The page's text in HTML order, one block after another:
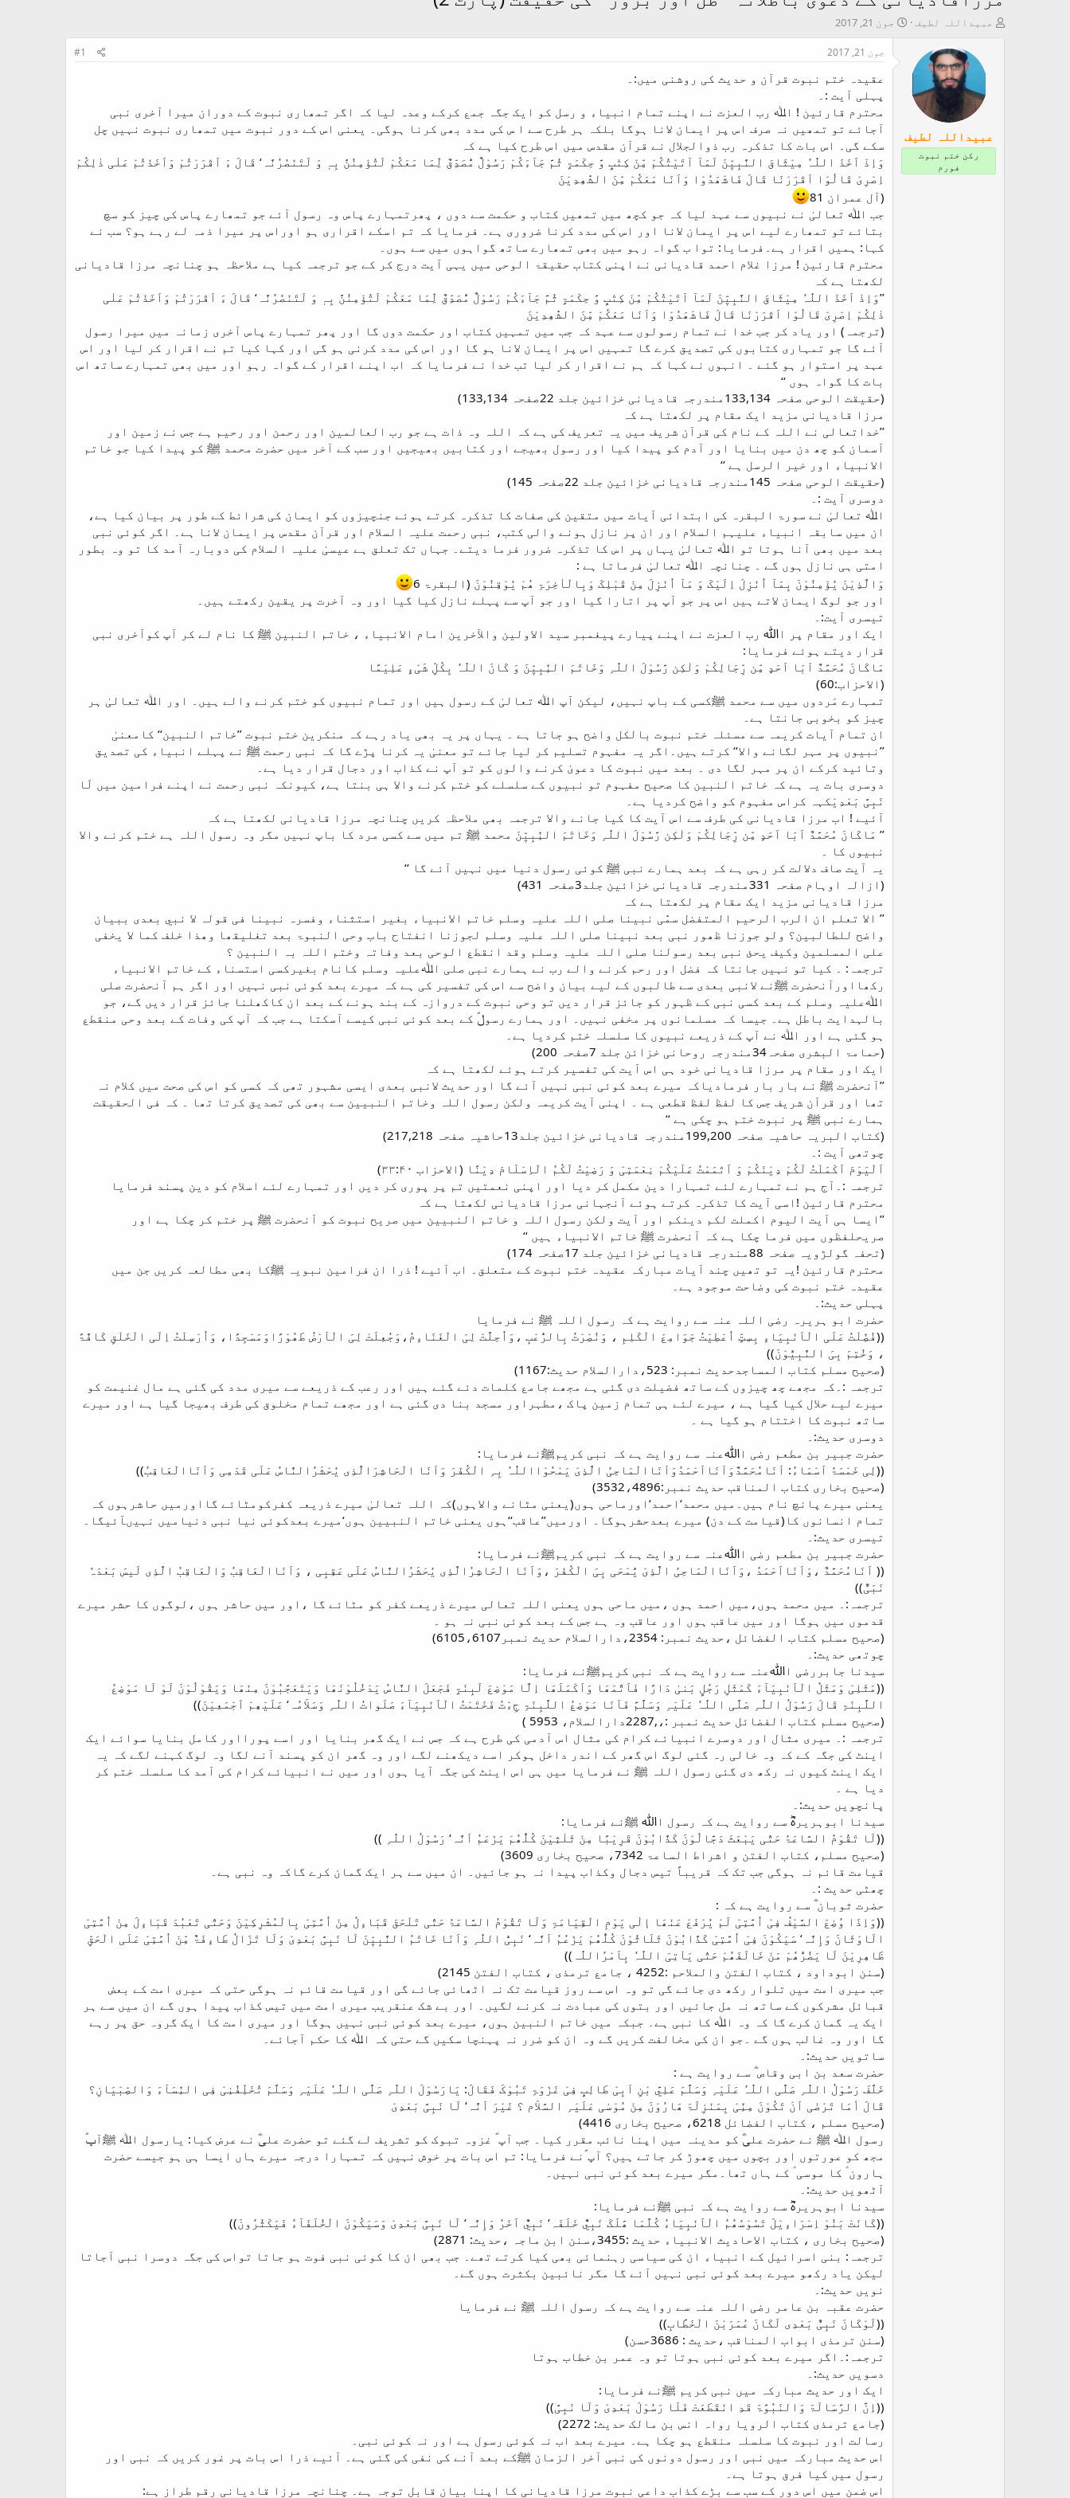
T
a
r
e
عبیداللہ لطیف
ت
ا
ی
جون 21, 2017
عبیداللہ لطیف
رکن ختم نبوت
فورم
جون 21, 2017 #1
عقیدہ ختم نبوت قرآن و حدیث کی روشنی میں:۔
پہلی آیت :۔
محترم قارئین ! اﷲ رب العزت نے اپنے تمام انبیاء و رسل کو ایک جگہ جمع کرکے وعدہ لیا کہ اگر تمھاری نبوت کے دوران میرا آخری نبی
آجائے تو تمھیں نہ صرف اس پر ایمان لانا ہوگا بلکہ ہر طرح سے ا س کی مدد بھی کرنا ہوگی۔ یعنی اس کے دور نبوت میں تمھاری نبوت نہیں چل
سکے گی۔ اس بات کا تذکرہ رب ذوالجلال نے قرآن مقدس میں اس طرح کیا ہے کہ
وَاِذْ اَخَذَ اللّٰہُ مِیْثَاقَ النَّبِیّٖنَ لَمَآ آتَیْتُکُمْ مِّنْ کِتٰبٍ وَّ حِکْمَۃٍ ثُمَّ جَآءَکُمْ رَسُوْلٌ مُّصَدِّقٌ لِّمَا مَعَکُمْ لَتُؤْمِنُنَّ بِہٖ وَ لَتَنْصُرُنَّہ‘ قَالَ ءَ اَقْرَرْتُمْ وَاَخَذْتُمْ عَلٰی ذٰلِکُمْ
اِصْرِیْ قَالُوْا اَقْرَرْنَا قَالَ فَاشْھَدُوْا وَاَنَا مَعَکُمْ مِّنَ الشّٰھِدِیْنَ
(آل عمران 81
جب اﷲ تعالیٰ نے نبیوں سے عہد لیا کہ جو کچھ میں تمھیں کتاب و حکمت سے دوں ، پھرتمہارے پاس وہ رسول آئے جو تمھارے پاس کی چیز کو سچ
بتائے تو تمھارے لیے اس پر ایمان لانا اور اس کی مدد کرنا ضروری ہے۔ فرمایا کہ تم اسکے اقراری ہو اوراس پر میرا ذمہ لے رہے ہو؟ سب نے
کہا: ہمیں اقرار ہے۔فرمایا: توا ب گواہ رہو میں بھی تمھارے ساتھ گواہوں میں سے ہوں۔
محترم قارئین ! مرزا غلام احمد قادیانی نے اپنی کتاب حقیقۃ الوحی میں یہی آیت درج کر کے جو ترجمہ کیا ہے ملاحظہ ہو چنانچہ مرزا قادیانی
لکھتا ہے کہ
’’وَاِذْ اَخَذَ اللّٰہُ مِیْثَاقَ النَّبِیّٖنَ لَمَآ آتَیْتُکُمْ مِّنْ کِتٰبٍ وَّ حِکْمَۃٍ ثُمَّ جَآءَکُمْ رَسُوْلٌ مُّصَدِّقٌ لِّمَا مَعَکُمْ لَتُؤْمِنُنَّ بِہٖ وَ لَتَنْصُرُنَّہ‘ قَالَ ءَ اَقْرَرْتُمْ وَاَخَذْتُمْ عَلٰی
ذٰلِکُمْ اِصْرِیْ قَالُوْا اَقْرَرْنَا قَالَ فَاشْھَدُوْا وَاَنَا مَعَکُمْ مِّنَ الشّٰھِدِیْنَ
(ترجمہ) اور یاد کر جب خدا نے تمام رسولوں سے عہد کہ جب میں تمہیں کتاب اور حکمت دوں گا اور پھر تمہارے پاس آخری زمانہ میں میرا رسول
آئے گا جو تمہاری کتابوں کی تصدیق کرے گا تمہیں اس پر ایمان لانا ہو گا اور اس کی مدد کرنی ہو گی اور کہا کیا تم نے اقرار کر لیا اور اس
عہد پر استوار ہو گئے ۔ انہوں نے کہا کہ ہم نے اقرار کر لیا تب خدا نے فرمایا کہ اب اپنے اقرار کے گواہ رہو اور میں بھی تمہارے ساتھ اس
بات کا گواہ ہوں ‘‘
(حقیقت الوحی صفحہ 133,134مندرجہ قادیانی خزائین جلد 22صفحہ 133,134)
مرزا قادیانی مزید ایک مقام پر لکھتا ہے کہ
’’خداتعالی نے اللہ کے نام کی قرآن شریف میں یہ تعریف کی ہے کہ اللہ وہ ذات ہے جو رب العالمین اور رحمن اور رحیم ہے جس نے زمین اور
آسمان کو چھ دن میں بنایا اور آدم کو پیدا کیا اور رسول بھیجے اور کتابیں بھیجیں اور سب کے آخر میں حضرت محمد ﷺ کو پیدا کیا جو خاتم
الانبیاء اور خیر الرسل ہے ‘‘
(حقیقت الوحی صفحہ 145مندرجہ قادیانی خزائین جلد 22صفحہ 145)
دوسری آیت :۔
اﷲ تعالیٰ نے سورۃ البقرہ کی ابتدائی آیات میں متقین کی صفات کا تذکرہ کرتے ہوئے جنچیزوں کو ایمان کی شرائط کے طور پر بیان کیا ہے،
ان میں سابقہ انبیاء علیہم السلام اور ان پر نازل ہونے والی کتب، نبی رحمت علیہ السلام اور قرآن مقدس پر ایمان لانا ہے۔ اگر کوئی نبی
بعد میں بھی آنا ہوتا تو اﷲ تعالیٰ یہاں پر اس کا تذکرہ ضرور فرما دیتے۔ جہاں تک تعلق ہے عیسیٰ علیہ السلام کی دوبارہ آمد کا تو وہ بطور
امتی ہی نازل ہوں گے ۔ چنانچہ اﷲ تعالیٰ فرماتا ہے :
وَالَّذِیْنَ یُؤْمِنُوْنَ بِمَآ اُنْزِلَ اِلَیْکَ وَ مَآ اُنْزِلَ مِنْ قَبْلِکَ وَبِالْاٰخِرَۃِ ھُمْ یُوْقِنُوْنَ (البقرۃ 6
اور جو لوگ ایمان لاتے ہیں اس پر جو آپ پر اتارا گیا اور جو آپ سے پہلے نازل کیا گیا اور وہ آخرت پر یقین رکھتے ہیں۔
تیسری آیت:۔
ایک اور مقام پر اﷲ رب العزت نے اپنے پیارے پیغمبر سید الاولین والآخرین امام الانبیاء ، خاتم النبین ﷺ کا نام لے کر آپ کوآخری نبی
قرار دیتے ہوئے فرمایا:
مَاکَانَ مُحَمَّدٌ اَبَا اَحَدٍ مِّن رِّجَالِکُمْ وَلٰکِن رَّسُوْلَ اللّٰہِ وَخَاتَمَ النِّبِیّٖنَ وَ کَانَ اللّٰہُ بِکُلِّ شَیْءٍ عَلِیْمًا
(الاحزاب:60)
تمہارے مَردوں میں سے محمد ﷺکسی کے باپ نہیں، لیکن آپ اﷲ تعالیٰ کے رسول ہیں اور تمام نبیوں کو ختم کرنے والے ہیں۔ اور اﷲ تعالیٰ ہر
چیز کو بخوبی جانتا ہے۔
ان تمام آیات کریمہ سے مسئلہ ختم نبوت بالکل واضح ہو جاتا ہے ۔ یہاں پر یہ بھی یاد رہے کہ منکرین ختم نبوت ’’خاتم النبین‘‘ کامعنیٰ
’’نبیوں پر مہر لگانے والا‘‘ کرتے ہیں۔اگر یہ مفہوم تسلیم کر لیا جائے تو معنیٰ یہ کرنا پڑے گا کہ نبی رحمت ﷺ نے پہلے انبیاء کی تصدیق
وتائید کرکے ان پر مہر لگا دی ۔ بعد میں نبوت کا دعویٰ کرنے والوں کو تو آپ نے کذاب اور دجال قرار دیا ہے۔
دوسری بات یہ ہے کہ خاتم النبین کا صحیح مفہوم تو نبیوں کے سلسلے کو ختم کرنے والا ہی بنتا ہے، کیونکہ نبی رحمت نے اپنے فرامین میں لَا
نَبِیَّ بَعْدِیْکہہ کراس مفہوم کو واضح کردیا ہے۔
آئیے ! اب مرزا قادیانی کی طرف سے اس آیت کا کیا جانے والا ترجمہ بھی ملاحظہ کریں چنانچہ مرزا قادیانی لکھتا ہے کہ
’’ مَاکَانَ مُحَمَّدٌ اَبَا اَحَدٍ مِّن رِّجَالِکُمْ وَلٰکِن رَّسُوْلَ اللّٰہِ وَخَاتَمَ النِّبِیّٖنَ محمد ﷺ تم میں سے کسی مرد کا باپ نہیں مگر وہ رسول اللہ ہے ختم کرنے والا
نبیوں کا ۔
یہ آیت صاف دلالت کر رہی ہے کہ بعد ہمارے نبی ﷺ کوئی رسول دنیا میں نہیں آئے گا ‘‘
(ازالہ اوہام صفحہ 331مندرجہ قادیانی خزائین جلد3صفحہ 431)
مرزا قادیانی مزید ایک مقام پر لکھتا ہے کہ
’’ الا تعلم ان الرب الرحیم المتفضل سمّٰی نبینا صلی اللہ علیہ وسلم خاتم الانبیاء بغیر استثناء وفسرہ نبینا فی قولہ لا نبي بعدی ببیان
واضح للطالبین؟ ولو جوزنا ظھور نبی بعد نبینا صلی اللہ علیہ وسلم لجوزنا انفتاح باب وحی النبوۃ بعد تغلیقھا وھذا خلف کما لا یخفی
علی المسلمین وکیف یحئ نبی بعد رسولنا صلی اللہ علیہ وسلم وقد انقطع الوحی بعد وفاتہ وختم اللہ بہ النبین ؟
ترجمہ: ۔ کیا تو نہیں جانتا کہ فضل اور رحم کرنے والے رب نے ہمارے نبی صلی اﷲعلیہ وسلم کانام بغیرکسی استسناء کے خاتم الانبیاء
رکھااورآنحضرت ﷺنے لانبی بعدی سے طالبوں کے لیے بیان واضح سے اس کی تفسیر کی ہے کہ میرے بعد کوئی نبی نہیں اور اگر ہم آنحضرت صلی
اﷲعلیہ وسلم کے بعد کسی نبی کے ظہور کو جائز قرار دیں تو وحی نبوت کے دروازہ کے بند ہونے کے بعد ان کاکھلنا جائز قرار دیں گے، جو
بالہدایت باطل ہے۔ جیسا کہ مسلمانوں پر مخفی نہیں۔ اور ہمارے رسولؐ کے بعد کوئی نبی کیسے آسکتا ہے جب کہ آپ کی وفات کے بعد وحی منقطع
ہو گئی ہے اور اﷲ نے آپ کے ذریعے نبیوں کا سلسلہ ختم کردیا ہے۔
(حمامۃ البشری صفحہ34مندرجہ روحانی خزائن جلد 7صفحہ 200)
ایک اور مقام پر مرزا قادیانی خود ہی اس آیت کی تفسیر کرتے ہوئے لکھتا ہے کہ
’’آنحضرت ﷺ نے بار بار فرمادیاکہ میرے بعد کوئی نبی نہیں آئے گا اور حدیث لانبی بعدی ایسی مشہور تھی کہ کسی کو اس کی صحت میں کلام نہ
تھا اور قرآن شریف جس کا لفظ لفظ قطعی ہے ۔ اپنی آیت کریمہ ولکن رسول اللہ وخاتم النبیین سے بھی کی تصدیق کرتا تھا ۔ کہ فی الحقیقت
ہمارے نبی ﷺ پر نبوت ختم ہو چکی ہے ‘‘
(کتاب البریہ حاشیہ صفحہ 199,200مندرجہ قادیانی خزائین جلد13حاشیہ صفحہ 217,218)
چوتھی آیت :۔
اَلْیَوْمَ اَکْمَلْتُ لَکُمْ دِیْنَکُمْ وَ اَتْمَمْتُ عَلَیْکُمْ نِعْمَتِیْ وَ رَضِیْتُ لَکُمُ الْاِسْلَامَ دِیْنًا (الاحزاب ۳۳:۴۰)
ترجمہ :۔آج ہم نے تمہارے لئے تمہارا دین مکمل کر دیا اور اپنی نعمتیں تم پر پوری کر دیں اور تمہارے لئے اسلام کو دین پسند فرمایا
محترم قارئین !اسی آیت کا تذکرہ کرتے ہوئے آنجہانی مرزا قادیانی لکھتا ہے کہ
’’ایسا ہی آیت الیوم اکملت لکم دینکم اور آیت ولکن رسول اللہ و خاتم النبیین میں صریح نبوت کو آنحضرت ﷺ پر ختم کر چکا ہے اور
صریحلفظوں میں فرما چکا ہے کہ آنحضرت ﷺ خاتم الانبیاء ہیں ‘‘
(تحفہ گولڑویہ صفحہ 88مندرجہ قادیانی خزائین جلد 17صفحہ 174)
محترم قارئین !یہ تو تھیں چند آیات مبارکہ عقیدہ ختم نبوت کے متعلق۔ اب آئیے ! ذرا ان فرامین نبویہ ﷺکا بھی مطالعہ کریں جن میں
عقیدہ ختم نبوت کی وضاحت موجود ہے۔
پہلی حدیث:۔
حضرت ابو ہریرہ رضی اللہ عنہ سے روایت ہے کہ رسول اللہ ﷺ نے فرمایا
((فُضِّلْتُ عَلَی الْاَنْبِیَاءِ بِسِتٍّ اُعْطِیْتُ جَوَامِعَ الْکَلِمِ ، وَنُصِْرْتُ بِالرُّعْبِ ،وَاُحِلَّتْ لِیَ الْغَنَاءِمُ،وَجُعِلَتْ لِیَ الْاَرْضُ طَھُوْرًاوَمَسْجِدًا، وَاُرْسِلْتُ اِلَی الْخَلْقِ کَافَّۃً
، وَخُتِمَ بِیَ النَّبِیُّوْنَ))
(صحیح مسلم کتاب المساجدحدیث نمبر: 523،دارالسلام حدیث:1167)
ترجمہ :۔کہ مجھے چھ چیزوں کے ساتھ فضیلت دی گئی ہے مجھے جامع کلمات دئے گئے ہیں اور رعب کے ذریعے سے میری مدد کی گئی ہے مال غنیمت کو
میرے لیے حلال کیا گیا ہے ، میرے لئے ہی تمام زمین پاک ،مطہراور مسجد بنا دی گئی ہے اور مجھے تمام مخلوق کی طرف بھیجا گیا ہے اور میرے
ساتھ نبوت کا اختتام ہو گیا ہے ۔
دوسری حدیث:۔
حضرت جبیر بن مطعم رضی اﷲعنہ سے روایت ہے کہ نبی کریمﷺنے فرمایا:
((لِی خَمْسَۃُ اَسْمَاءُ: اَنَامُحَمَّدٌوَاَنَااَحْمَدُوَاَنَاالْمَاحِیُ الَّذِیْ یَمْحُوْااللّٰہُ بِہِ الْکُفْرَ وَاَنَا الْحَاشِرَالَّذِی یُحْشَرُالنَّاسُ عَلَی قَدَمِی وَاَنَاالْعَاقِبُ))
(صحیح بخاری کتاب المناقب حدیث نمبر:3532،4896)
یعنی میرے پانچ نام ہیں۔میں محمد‘احمد‘اورماحی ہوں(یعنی مٹانے والاہوں)کہ اللہ تعالیٰ میرے ذریعہ کفرکومٹائے گااورمیں حاشرہوں کہ
تمام انسانوں کا(قیامت کے دن) میرے بعدحشرہوگا۔ اورمیں’’عاقب‘‘ہوں یعنی خاتم النبیین ہوں‘میرے بعدکوئی نیا نبی دنیامیں نہیںآئیگا۔
تیسری حدیث:۔
حضرت جبیر بن مطعم رضی اﷲعنہ سے روایت ہے کہ نبی کریمﷺنے فرمایا:
(( اَنَامُحَمَّدٌ ،وَاَنَااَحْمَدُ ،وَاَنَاالْمَاحِیُ الَّذِیْ یَُمْحَی بِیَ الْکُفْرَ ،وَاَنَا الْحَاشِرُالَّذِی یُحْشَرُالنَّاسُ عَلَی عَقِبِی ، وَاَنَاالْعَاقِبُ وَالْعَاقِبُ الَّذِی لَیسَ بَعْدَہُ
نَبَیٌّ))
ترجمہ:۔ میں محمد ہوں،میں احمد ہوں ،میں ماحی ہوں یعنی اللہ تعالی میرے ذریعے کفر کو مٹائے گا ،اور میں حاشر ہوں ،لوگوں کا حشر میرے
قدموں میں ہوگا اور میں عاقب ہوں اور عاقب وہ ہے جس کے بعد کوئی نبی نہ ہو ۔
(صحیح مسلم کتاب الفضائل ،حدیث نمبر: 2354،دارالسلام حدیث نمبر6105،6107)
چوتھی حدیث:۔
سیدنا جابررضی اﷲعنہ سے روایت ہے کہ نبی کریمﷺنے فرمایا:
((مَثَلِیْ وَمَثَلُ الْاَنْبِیَآءَ کَمَثَلِ رَجُلٍ بَنیٰ دَارًا فَاَتَّمَھَا وَاَکْمَلَھَا اِلَّا مَوْضِعَ لَبِنَۃٍ فَجَعَلَ النَّاسُ یَدْخُلُوْنَھَا وَیَتَعَجَّبُوْنَ مِنْھَا وَیَقُوْلُوْنَ لَوْ لَا مَوْضِعُ
اللَّبِنَۃِ قَالَ رَسُوْلُ اللّٰہِ صَلَّی اللّٰہُ عَلَیْہِ وَسَلَّمَّ فَاَنَا مَوْضِعُ اللَّبِنَۃِ جِءْتُ فَخَتَمْتُ الْاَنْبِیَآءَ صَلَواتُ اللّٰہِ وَسَلاَمُہ‘ عَلَیْھِمْ اَجْمَعِیْنَ))
(صحیح مسلم کتاب الفضائل حدیث نمبر :،,2287دارالسلام، 5953 )
ترجمہ :۔ میری مثال اور دوسرے انبیائے کرام کی مثال اس آدمی کی طرح ہے کہ جس نے ایک گھر بنایا اور اسے پورااور کامل بنایا سوائے ایک
اینٹ کی جگہ کے کہ وہ خالی رہ گئی لوگ اس گھر کے اندر داخل ہوکر اسے دیکھنے لگے اور وہ گھر ان کو پسند آنے لگا وہ لوگ کہنے لگے کہ یہ
ایک اینٹ کیوں نہ رکھ دی گئی رسول اللہ ﷺ نے فرمایا میں ہی اس اینٹ کی جگہ آیا ہوں اور میں نے انبیائے کرام کی آمد کا سلسلہ ختم کر
دیا ہے ۔
پانچویں حدیث:۔
سیدنا ابوہریرہؓ سے روایت ہے کہ رسول اﷲ ﷺنے فرمایا:
((لَا تَقُوْمُ السَّاعَۃُ حَتّٰی یَبْعَثَ دَجَّالُوْنَ کَذَّابُوْنَ قَرِیْبًا مِنْ ثَلٰثِیْنَ کُلُّھُمْ یَزْعَمُ اَنَّہ‘ رَسُوْلُ اللّٰہِ ))
(صحیح مسلم، کتاب الفتن و اشراط الساعۃ 7342، صحیح بخاری 3609)
قیامت قائم نہ ہوگی جب تک کہ قریباً تیس دجال وکذاب پیدا نہ ہو جائیں۔ ان میں سے ہر ایک گمان کرے گاکہ وہ نبی ہے۔
چھٹی حدیث :۔
حضرت ثوبان ؓ سے روایت ہے کہ :
((وَاِذَا وُضِعَ السَّیْفُ فِیْ اُمَّتِیْ لَمْ یُرْفَعْ عَنْھَا إلٰی یَوْمِ الْقِیَامَۃِ وَلَا تَقُوْمُ السَّاعَۃُ حَتّٰی تَلْحَقَ قَبَاءِلُ مِنْ اُمَّتِیْ بِالْمُشْرِکِیْنَ وَحَتّٰی تَعْبُدَ قَبَاءِلَ مِنْ اُمَّتِیْ
الَاوْثَانَ وَإِنَّہ‘ سَیَکُوْنَ فِیْ اُمَّتِیْ کَذَّابُوْنَ ثَلَاثُوْنَ کُلُّھُمْ یَزْعُمُ اَنَّہ‘ نَبِیُّ اللّٰہِ وَاَنَا خَاتَمُ النَّبِیّٖنَ لَا نَبِیَّ بَعْدِیْ وَلَا تَزَالُ طَاءِفَۃٌ مِّنْ اُمَّتِیْ عَلَی الْحَقِّ
ظَاھِرِیْنَ لَا یَضُرُّھُمْ مَنْ خَالَفَھُمْ حَتّٰی یَاْتِیَ اللّٰہُ بِاَمْرُاللّٰہ))
(سنن ابوداود ، کتاب الفتن والملاحم :4252 ، جامع ترمذی ، کتاب الفتن 2145)
جب میری امت میں تلوار رکھ دی جائے گی تو وہ اس سے روز قیامت تک نہ اٹھائی جائے گی اور قیامت قائم نہ ہوگی حتی کہ میری امت کے بعض
قبائل مشرکوں کے ساتھ نہ مل جائیں اور بتوں کی عبادت نہ کرنے لگیں۔ اور بے شک عنقریب میری امت میں تیس کذاب پیدا ہوں گے ان میں سے ہر
ایک یہ گمان کرے گا کہ وہ اﷲ کا نبی ہے۔ جبکہ میں خاتم النبین ہوں، میرے بعد کوئی نبی نہیں ہوگا اور میری امت کا ایک گروہ حق پر رہے
گا اور وہ غالب ہوں گے ۔جو ان کی مخالفت کریں گے وہ ان کو ضرر نہ پہنچا سکیں گے حتی کہ اﷲ کا حکم آجائے۔
ساتویں حدیث:۔
حضرت سعد بن ابی وقاص ؓ سے روایت ہے :
خَلَّفَ رَسُوْلُ اللّٰہِ صَلَّی اللّٰہُ عَلَیْہِ وَسَلَّمَ عَلِيَّ بْنِ اَبِیْ طَالِبٍ فِیْ غَزْوَۃِ تَبُوْکَ فَقَالَ: یَارَسُوْلَ اللّٰہِ صَلَّی اللّٰہُ عَلَیْہِ وَسَلَّمَ تُخَلِّفُنِیْ فِی النِّسَآءَ وَالصِّبْیَانِ؟
قَالَ أمَا تَرْضٰی اَنْ تَکُوْنَ مِنِّیْ بِمَنْزِلَۃَ ھَارُوْنَ مِنْ مُوْسٰی عَلَیْہِ السَّلاَم ؟ غَیْرَ اَنَّہ‘ لَا نَبِیَّ بَعْدِیْ
(صحیح مسلم ، کتاب الفضائل 6218، صحیح بخاری 4416)
رسول اﷲ ﷺ نے حضرت علیؓ کو مدینہ میں اپنا نائب مقرر کیا۔ جب آپ ؐ غزوہ تبوک کو تشریف لے گئے تو حضرت علیؓ نے عرض کیا: یارسول اﷲ ﷺآپؐ
مجھ کو عورتوں اور بچوں میں چھوڑ کر جاتے ہیں؟ آپ ؐنے فرمایا: تم اس بات پر خوش نہیں کہ تمہارا درجہ میرے ہاں ایسا ہی ہو جیسے حضرت
ہارون ؑ کا موسی ؑ کے ہاں تھا۔مگر میرے بعد کوئی نبی نہیں۔
آٹھویں حدیث:۔
سیدنا ابوہریرہؓ سے روایت ہے کہ نبی ﷺنے فرمایا:
((کَانَتْ بَنُوْ اِسْرَاءِیْلَ تَسُوْسُھُمُ الْاَنْبِیَاءُ کُلَّمَا ھََلَکَ نَبِيٌّ خَلَفَہ‘ نَبِيٌّ اَخَرُ وَإِنَّہ‘ لَا نَبِیَّ بَعْدِیْ وَسَیَکُوْنَ الْخُلَفَآءُ فَیَکْثُرُونَ))
(صحیح بخاری ، کتاب الاحادیث الانبیاء حدیث :3455،سنن ابن ماجہ ،حدیث: 2871)
ترجمہ: بنی اسرائیل کے انبیاء ان کی سیاسی رہنمائی بھی کیا کرتے تھے۔ جب بھی ان کا کوئی نبی فوت ہو جاتا تواس کی جگہ دوسرا نبی آجاتا
لیکن یاد رکھو میرے بعد کوئی نبی نہیں آئے گا مگر نائبین بکثرت ہوں گے۔
نویں حدیث:۔
حضرت عقبہ بن عامر رضی اللہ عنہ سے روایت ہے کہ رسول اللہ ﷺ نے فرمایا
((لَوْکَانَ نَبِیٌّ بَعْدِی لَکَانَ عُمَرَبْنَ الْخَطَّابِ))
(سنن ترمذی ابواب المناقب ،حدیث : 3686حسن)
ترجمہ:۔اگر میرے بعد کوئی نبی ہوتا تو وہ عمر بن خطاب ہوتا
دسویں حدیث:۔
ایک اور حدیث مبارکہ میں نبی کریم ﷺنے فرمایا:
((اِنَّ الرَّسَالَۃَ وَالنَبُوَّۃَ قَدِ انْقَطَعَتْ فَلَا رَسُوْلَ بَعْدِیْ وَلَا نَبِیَّ))
(جامع ترمذی کتاب الرویا رواہ انس بن مالک حدیث: 2272)
رسالت اور نبوت کا سلسلہ منقطع ہو چکا ہے۔ میرے بعد اب نہ کوئی رسول ہے اور نہ کوئی نبی۔
اس حدیث مبارکہ میں نبی اور رسول دونوں کی نبی آخر الزمان ﷺکے بعد آنے کی نفی کی گئی ہے۔ آئیے ذرا اس بات پر غور کریں کہ نبی اور
رسول میں کیا فرق ہوتا ہے۔
اس ضمن میں اس دور کے سب سے بڑے کذاب داعی نبوت مرزا قادیانی کا اپنا بیان قابل توجہ ہے۔ چنانچہ مرزا قادیانی رقم طراز ہے: